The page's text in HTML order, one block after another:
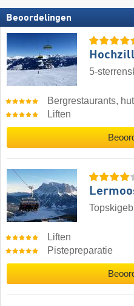
Beoordelingen
5-
Bergrestaurants,
Liften
Liften
Pistepreparatie